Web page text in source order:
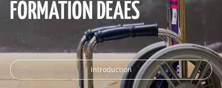
FORMATION DEAES
Introduction